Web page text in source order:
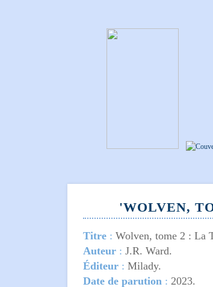
'WOLVEN,
Titre : Wolven, tome 2 : La
Auteur : J.R. Ward.
Éditeur : Milady.
Date de parution : 2023.